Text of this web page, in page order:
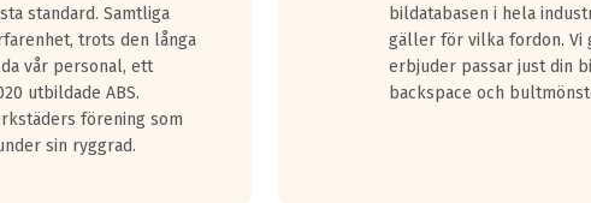
överträffa motorljudet.
ett däck med vågar. Hög bullernivå markeras med svarta vågor
kraven som finns i dagsläget, men är inte längre tillåtna enligt nya
standard. Samtliga
trots den långa
vår personal, ett
utbildade ABS.
förening som
sin ryggrad.
bildatabasen i hela
gäller för vilka fordon. Vi
erbjuder passar just din
backspace och